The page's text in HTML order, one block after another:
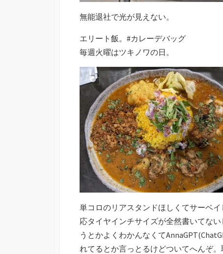
無能退社で光が見えない。
エリート飯。#カレーデバッグ
毎週火曜はツキノワの日。
単コロのリアスタンドほしくてサーベ
応タイヤインチサイズが全然書いてな
うとかよくわかんなくて
れてるとか言っとるけどついてへんぞ